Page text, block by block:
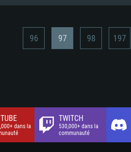
96 97 98 197
dans la
TWITCH
530,000+ dans la
communauté